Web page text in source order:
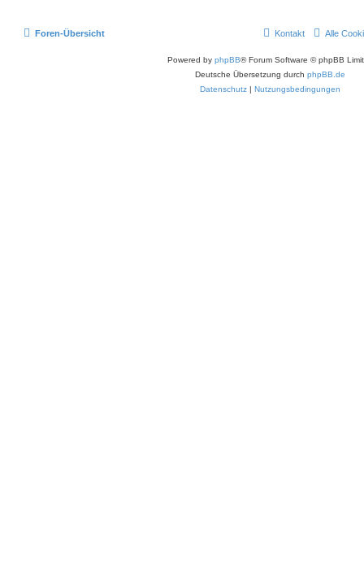
Foren-Übersicht Alle
Kontakt
Powered by phpBB® Forum Software © phpBB
Deutsche Übersetzung durch phpBB.de
Datenschutz | Nutzungsbedingungen